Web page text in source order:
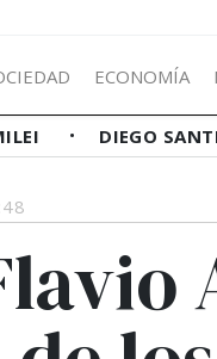
ECONOMÍA
DIEGO